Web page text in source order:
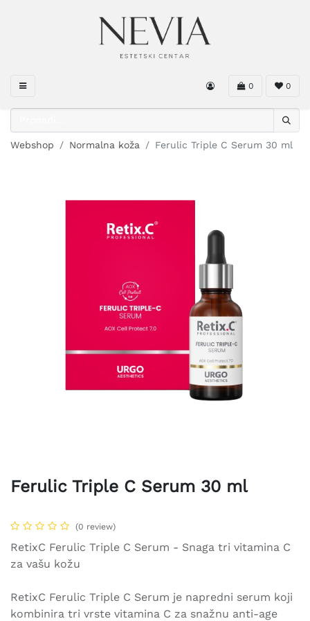
0 0
Webshop Normalna koža Ferulic Triple C Serum 30 ml
Ferulic Triple C Serum 30 ml
(0 review)
RetixC Ferulic Triple C Serum - Snaga tri vitamina C
za vašu kožu
RetixC Ferulic Triple C Serum je napredni serum koji
kombinira tri vrste vitamina C za snažnu anti-age